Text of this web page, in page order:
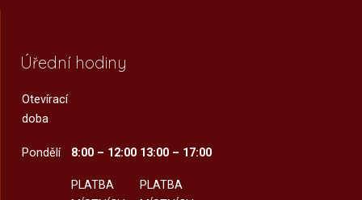
Úřední hodiny
Otevírací
doba
Pondělí 8:00 – 12:00
PLATBA
13:00 – 17:00
PLATBA